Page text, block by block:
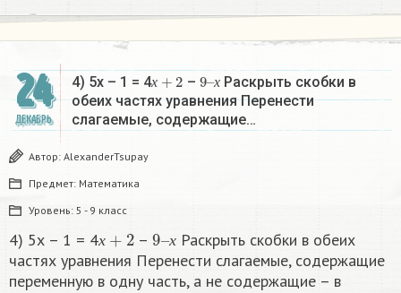
24
ДЕКАБРЬ
4) 5х – 1 = 4х
х+2 – х
9–
х
Раскрыть скобки в
обеих частях уравнения Перенести
слагаемые, содержащие…
Автор: AlexanderTsupay
Предмет: Математика
Уровень: 5 - 9 класс
4) 5х – 1 = 4х – х
9
х
Раскрыть скобки в обеих
частях уравнения Перенести слагаемые, содержащие
переменную в одну часть, а не содержащие – в